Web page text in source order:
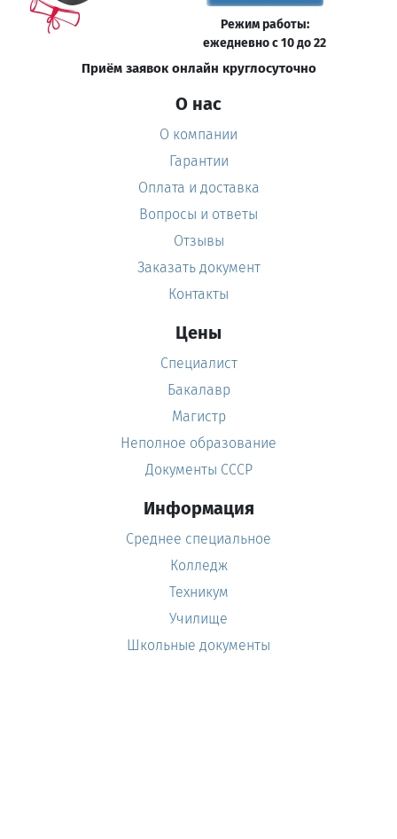
Режим работы:
ежедневно с 10 до 22
Приём заявок онлайн круглосуточно
О нас
О компании
Гарантии
Оплата и доставка
Вопросы и ответы
Отзывы
Заказать документ
Контакты
Цены
Специалист
Бакалавр
Магистр
Неполное образование
Документы СССР
Информация
Среднее специальное
Колледж
Техникум
Училище
Школьные документы